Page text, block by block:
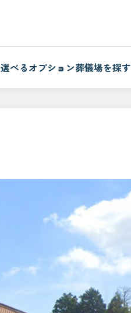
選べるオプション葬儀場を探す